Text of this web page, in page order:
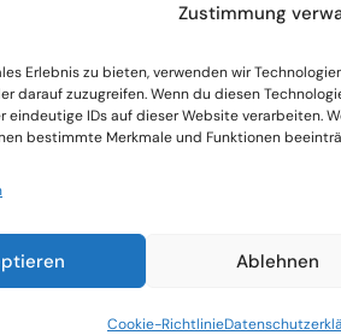
Zustimmung
Erlebnis zu bieten, verwenden wir
darauf zuzugreifen. Wenn du diesen
eindeutige IDs auf dieser Website verarbeiten.
bestimmte Merkmale und Funktionen
Ablehnen
Cookie-Richtlinie
und strukturierte